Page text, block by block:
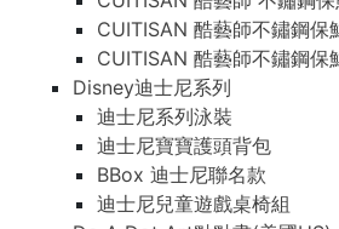
CUITISAN 酷藝師不鏽鋼保
CUITISAN 酷藝師不鏽鋼保
Disney迪士尼系列
迪士尼系列泳裝
迪士尼寶寶護頭背包
BBox 迪士尼聯名款
迪士尼兒童遊戲桌椅組